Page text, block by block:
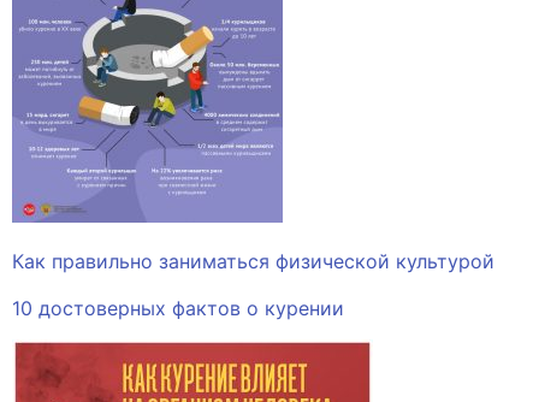
Как правильно заниматься физической культурой
10 достоверных фактов о курении